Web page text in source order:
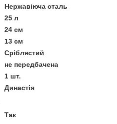
Нержавіюча сталь
25 л
24 см
13 см
Сріблястий
не передбачена
1 шт.
Династія
Так